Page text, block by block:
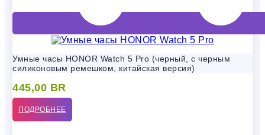
Умные часы HONOR Watch 5 Pro (черный, с черным
силиконовым ремешком, китайская версия)
445,00 BR
ПОДРОБНЕЕ